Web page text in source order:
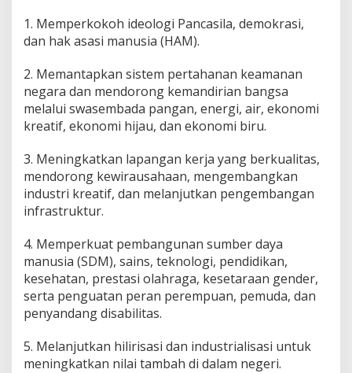
D
a
a
t
T
i
n
a
u
k
e
m
p
u
n
g
1. Memperkokoh ideologi Pancasila, demokrasi,
dan hak asasi manusia (HAM).
2. Memantapkan sistem pertahanan keamanan
negara dan mendorong kemandirian bangsa
melalui swasembada pangan, energi, air, ekonomi
kreatif, ekonomi hijau, dan ekonomi biru.
3. Meningkatkan lapangan kerja yang berkualitas,
mendorong kewirausahaan, mengembangkan
industri kreatif, dan melanjutkan pengembangan
infrastruktur.
4. Memperkuat pembangunan sumber daya
manusia (SDM), sains, teknologi, pendidikan,
kesehatan, prestasi olahraga, kesetaraan gender,
serta penguatan peran perempuan, pemuda, dan
penyandang disabilitas.
5. Melanjutkan hilirisasi dan industrialisasi untuk
meningkatkan nilai tambah di dalam negeri.